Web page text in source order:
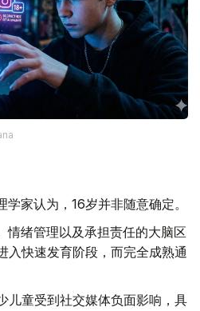
家认为，16岁并非随意确定。
情绪管理以及承担责任的大脑区
入快速发育阶段，而完全成熟通
儿童受到社交媒体负面影响，具